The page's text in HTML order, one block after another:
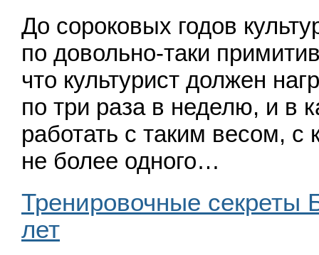
До сороковых годов
по довольно-таки
что культурист должен
по три раза в неделю, и в
работать с таким весом,
не более одного…
Тренировочные
лет